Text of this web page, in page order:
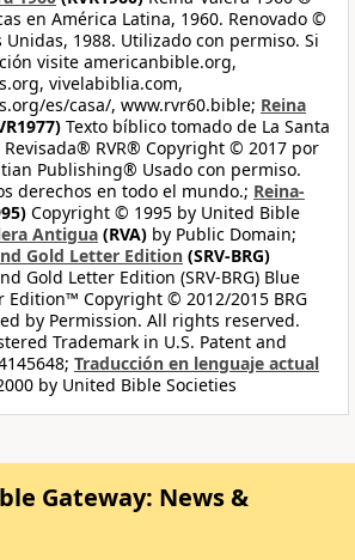
en América Latina, 1960. Renovado ©
Unidas, 1988. Utilizado con permiso. Si
visite americanbible.org,
vivelabiblia.com,
es/casa/, www.rvr60.bible; Reina
Texto bíblico tomado de La Santa
Revisada® RVR® Copyright © 2017 por
Publishing® Usado con permiso.
derechos en todo el mundo.; Reina-
Copyright © 1995 by United Bible
Antigua (RVA) by Public Domain;
Gold Letter Edition (SRV-BRG)
Gold Letter Edition (SRV-BRG) Blue
Edition™ Copyright © 2012/2015 BRG
by Permission. All rights reserved.
Trademark in U.S. Patent and
Traducción en lenguaje actual
by United Bible Societies
Gateway: News &